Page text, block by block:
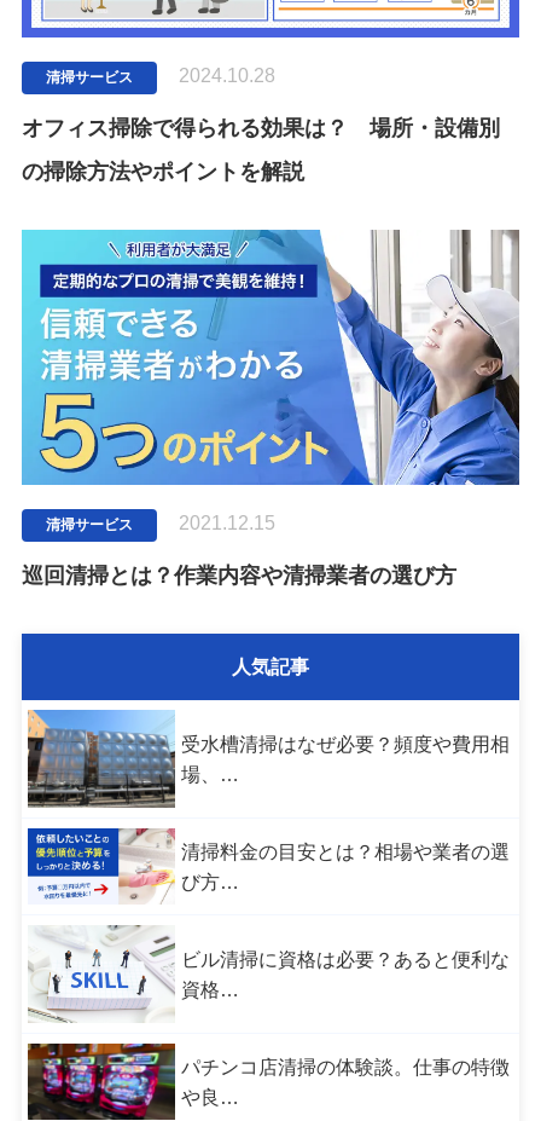
人気記事
受水槽清掃はなぜ必要？頻度や費用相
場、…
清掃料金の目安とは？相場や業者の選
び方…
ビル清掃に資格は必要？あると便利な
資格…
パチンコ店清掃の体験談。仕事の特徴
や良…
清掃サービス 2024.10.28
オフィス掃除で得られる効果は？ 場所・設備別
の掃除方法やポイントを解説
清掃サービス 2021.12.15
巡回清掃とは？作業内容や清掃業者の選び方